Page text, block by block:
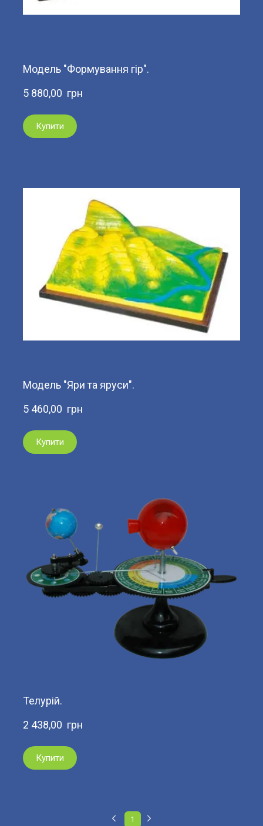
Модель "Формування гір".
5 880,00  грн
Купити
Модель "Яри та яруси".
5 460,00  грн
Купити
Телурій.
2 438,00  грн
Купити
1